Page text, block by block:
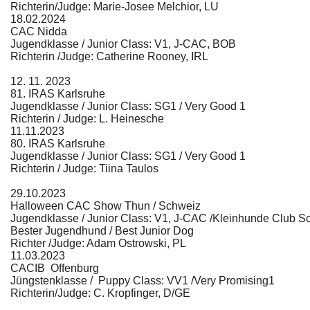
Richterin/Judge: Marie-Josee Melchior, LU
18.02.2024
CAC Nidda
Jugendklasse / Junior Class: V1, J-CAC, BOB
Richterin /Judge: Catherine Rooney, IRL
12. 11. 2023
81. IRAS Karlsruhe
Jugendklasse / Junior Class: SG1 / Very Good 1
Richterin / Judge: L. Heinesche
11.11.2023
80. IRAS Karlsruhe
Jugendklasse / Junior Class: SG1 / Very Good 1
Richterin / Judge: Tiina Taulos
29.10.2023
Halloween CAC Show Thun / Schweiz
Jugendklasse / Junior Class: V1, J-CAC /Kleinhunde Club
Bester Jugendhund / Best Junior Dog
Richter /Judge: Adam Ostrowski, PL
11.03.2023
CACIB Offenburg
Jüngstenklasse / Puppy Class: VV1 /Very Promising1
Richterin/Judge: C. Kropfinger, D/GE